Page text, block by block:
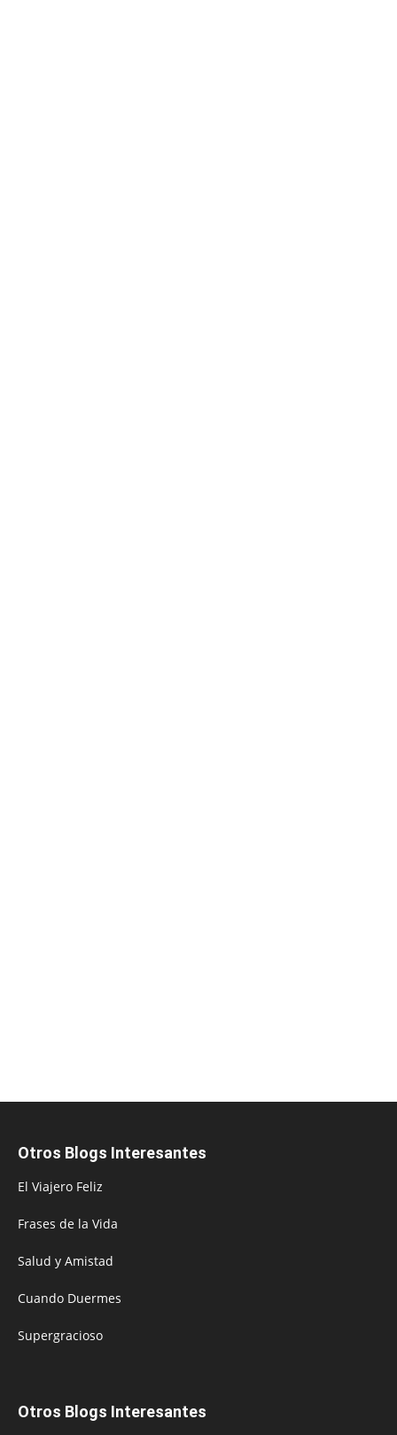
Otros Blogs Interesantes
El Viajero Feliz
Frases de la Vida
Salud y Amistad
Cuando Duermes
Supergracioso
Otros Blogs Interesantes